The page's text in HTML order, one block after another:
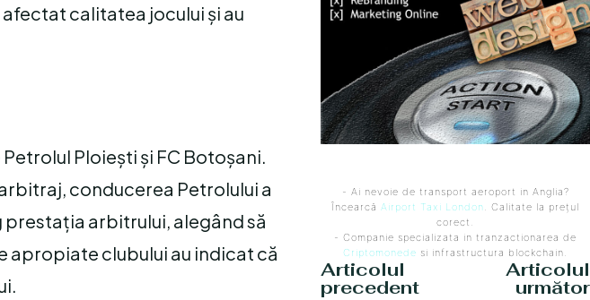
calitatea jocului și au
Ploiești și FC Botoșani.
conducerea Petrolului a
arbitrului, alegând să
apropiate clubului au indicat că
- Ai nevoie de transport aeroport in Anglia?
Încearcă Airport Taxi London. Calitate la prețul
corect.
- Companie specializata in tranzactionarea de
Criptomonede si infrastructura blockchain.
Articolul
precedent
Articolul
următor